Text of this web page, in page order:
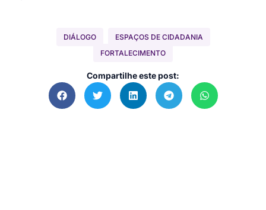
DIÁLOGO
ESPAÇOS DE CIDADANIA
FORTALECIMENTO
Compartilhe este post: